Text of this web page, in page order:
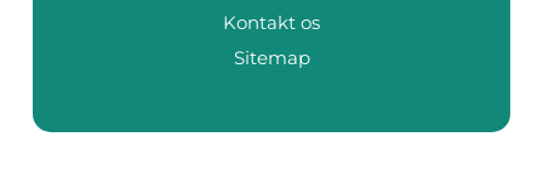
Kontakt os
Sitemap